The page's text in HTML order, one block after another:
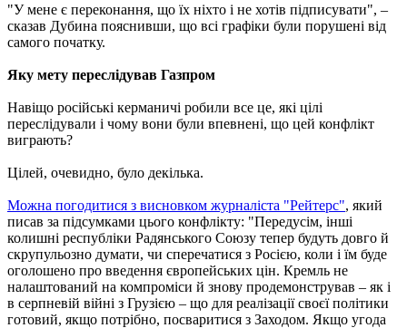
"У мене є переконання, що їх ніхто і не хотів підписувати", –
сказав Дубина пояснивши, що всі графіки були порушені від
самого початку.
Яку мету переслідував Газпром
Навіщо російські керманичі робили все це, які цілі
переслідували і чому вони були впевнені, що цей конфлікт
виграють?
Цілей, очевидно, було декілька.
Можна погодитися з висновком журналіста "Рейтерс", який
писав за підсумками цього конфлікту: "Передусім, інші
колишні республіки Радянського Союзу тепер будуть довго й
скрупульозно думати, чи сперечатися з Росією, коли і їм буде
оголошено про введення європейських цін. Кремль не
налаштований на компроміси й знову продемонстрував – як і
в серпневій війні з Грузією – що для реалізації своєї політики
готовий, якщо потрібно, посваритися з Заходом. Якщо угода